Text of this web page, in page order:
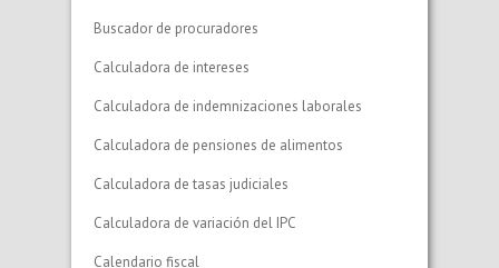
Buscador de procuradores
Calculadora de intereses
Calculadora de indemnizaciones laborales
Calculadora de pensiones de alimentos
Calculadora de tasas judiciales
Calculadora de variación del IPC
Calendario fiscal